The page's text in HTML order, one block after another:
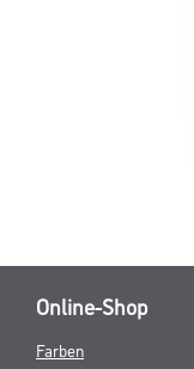
Online-Shop
Farben